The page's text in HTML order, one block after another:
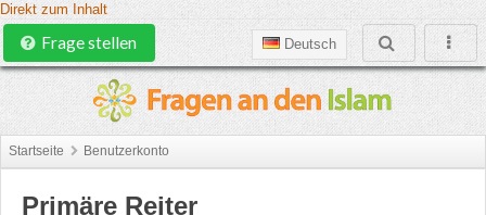
Direkt zum Inhalt
Deutsch
Frage stellen
Startseite Benutzerkonto
Primäre Reiter